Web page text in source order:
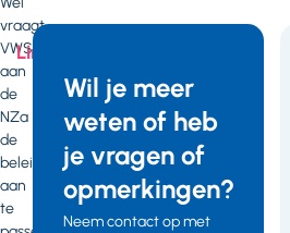
vraagt
VWS
aan
de
NZa
de
beleidsregel
aan
te
Links
Kamerbrief
over
perspectief
compensatie
omzetderving
Wil je meer
weten of heb
je vragen of
opmerkingen?
Neem contact op met